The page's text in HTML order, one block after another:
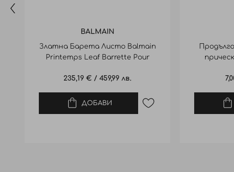
BALMAIN
Златна Барета Листо Balmain
Printemps Leaf Barrette Pour
235,19 € / 459,99 лв.
ДОБАВИ